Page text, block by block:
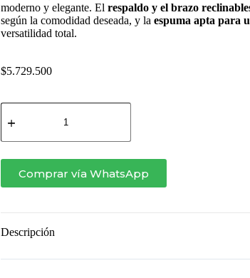
moderno y elegante. El respaldo y el brazo
según la comodidad deseada, y la espuma apta para
versatilidad total.
$5.729.500
SOFÁ
RECLINABLE
CON
BRAZO
cantidadComprar vía WhatsApp
Descripción